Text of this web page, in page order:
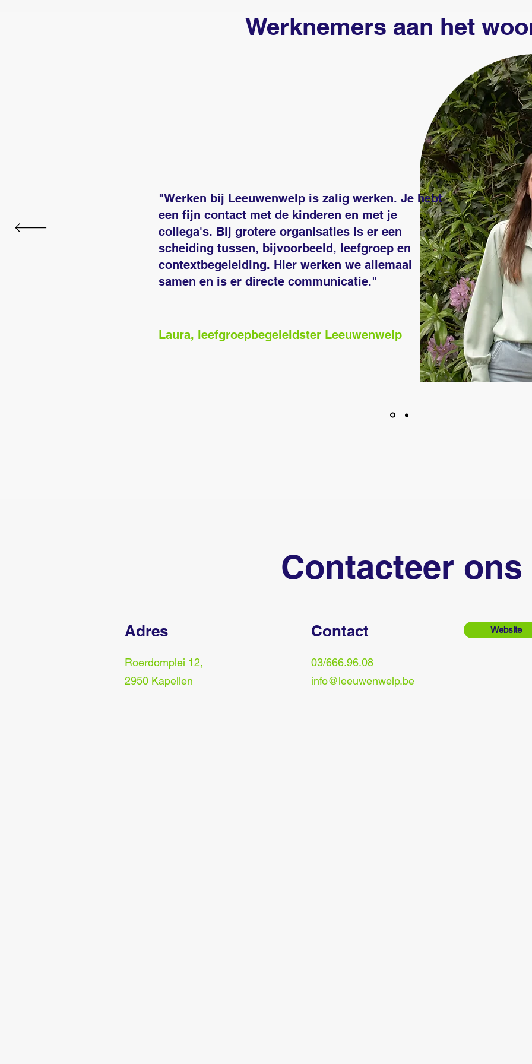
Werknemers aan het
"Werken bij Leeuwenwelp is zalig werken. Je hebt
een fijn contact met de kinderen en met je
collega's. Bij grotere organisaties is er een
scheiding tussen, bijvoorbeeld, leefgroep en
contextbegeleiding. Hier werken we allemaal
samen en is er directe communicatie."
Laura, leefgroepbegeleidster Leeuwenwelp
Contacteer ons
Adres
Roerdomplei 12,
2950 Kapellen
Contact Website
03/666.96.08
info@leeuwenwelp.be